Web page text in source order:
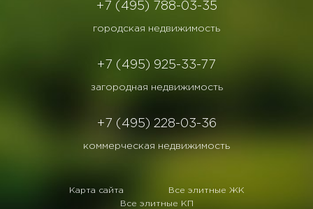
+7 (495) 788-03-35
городская недвижимость
+7 (495) 925-33-77
загородная недвижимость
+7 (495) 228-03-36
коммерческая недвижимость
Карта сайта
Все элитные ЖК
Все элитные КП